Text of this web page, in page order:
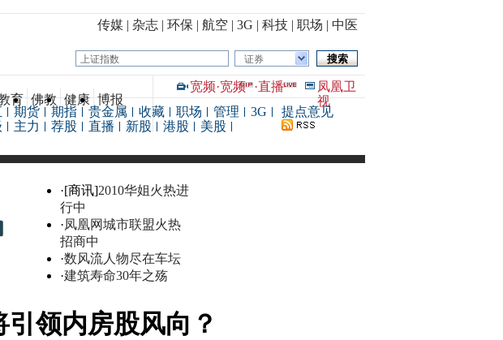
传媒| 杂志| 环保 | 航空 | 3G | 科技| 职场 | 中医
证券
育 佛教 健康 博报
宽频·宽频 ·直播
凤凰卫
视
期货 期指 贵金属 收藏 职场 管理
3G
主力 荐股 直播 新股 港股
美股
提点意见
·[商讯]2010华姐火热进
行中
·凤凰网城市联盟火热
招商中
·数风流人物尽在车坛
·建筑寿命30年之殇
领内房股风向？